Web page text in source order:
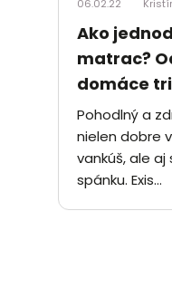
06.02.22
Ako
matrac?
domáce
Pohodlný a
nielen dobre
vankúš, ale
spánku. Exis...